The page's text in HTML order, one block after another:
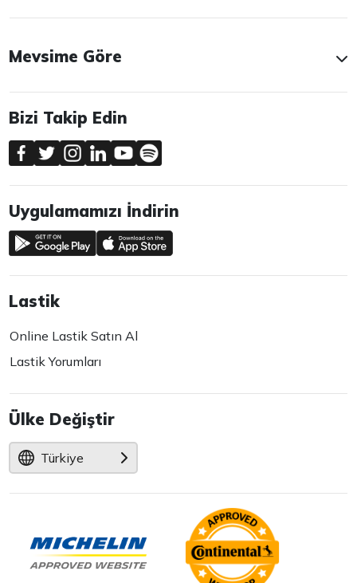
Mevsime Göre
Bizi Takip Edin
Uygulamamızı İndirin
Lastik
Online Lastik Satın Al
Lastik Yorumları
Ülke Değiştir
Türkiye